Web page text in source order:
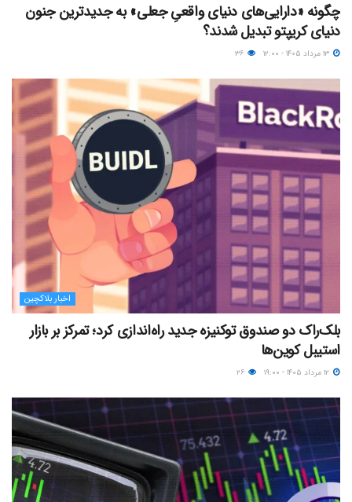
چگونه «دارایی‌های دنیای واقعیِ جعلی» به جدیدترین جنون
دنیای کریپتو تبدیل شدند؟
اخبار بلاکچین
بلک‌راک دو صندوق توکنیزه جدید راه‌اندازی کرد؛ تمرکز بر بازار
استیبل کوین‌ها